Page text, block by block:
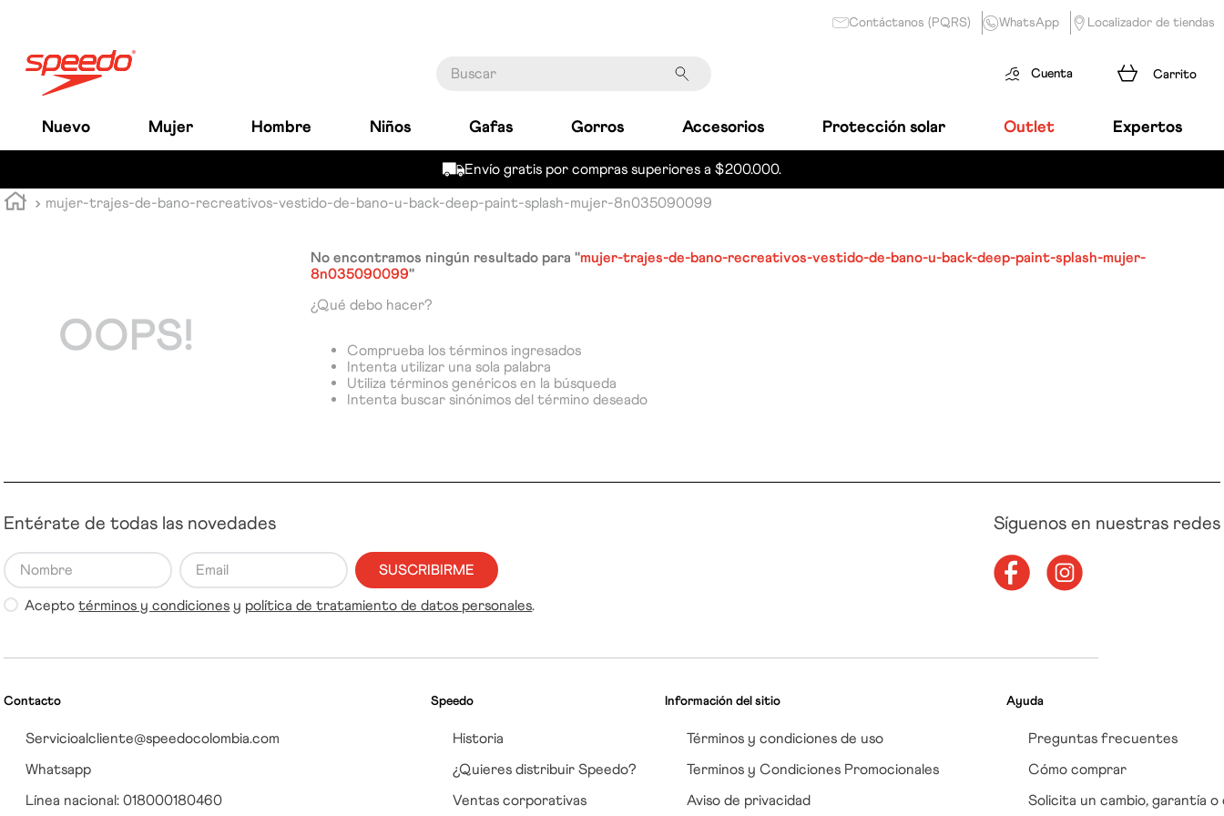
Contáctanos (PQRS) WhatsApp Localizador de tiendas
Cuenta
Nuevo Mujer Hombre Niños Gafas Gorros Accesorios Protección solar Outlet Expertos
Envío gratis por compras superiores a $200.000.
mujer-trajes-de-bano-recreativos-vestido-de-bano-u-back-deep-paint-splash-mujer-8n035090099
OOPS!
No encontramos ningún resultado para "mujer-trajes-de-bano-recreativos-vestido-de-bano-u-back-deep-paint-splash-mujer-
8n035090099"
¿Qué debo hacer?
Comprueba los términos ingresados
Intenta utilizar una sola palabra
Utiliza términos genéricos en la búsqueda
Intenta buscar sinónimos del término deseado
Entérate de todas las novedades
SUSCRIBIRME
Aceptotérminos y condiciones y política de tratamiento de datos personales.
Síguenos en nuestras redes
Contacto
Servicioalcliente@speedocolombia.com
Whatsapp
Línea nacional: 018000180460
Speedo
Historia
¿Quieres distribuir Speedo?
Ventas corporativas
Información del sitio
Términos y condiciones de uso
Terminos y Condiciones Promocionales
Aviso de privacidad
Ayuda
Preguntas frecuentes
Cómo comprar
Solicita un cambio, garantía o